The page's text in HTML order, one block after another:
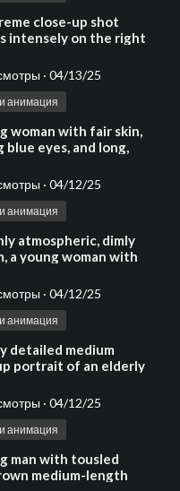
close-up shot
intensely on the right
young woman's face,
· 04/13/25
анимация
woman with fair skin,
blue eyes, and long,
reddish-brown hair
ove · 04/12/25
анимация
atmospheric, dimly
a young woman with
reddish-brown
pie
· 04/12/25
анимация
detailed medium
portrait of an elderly
Albert
featuring i
· 04/12/25
анимация
man with tousled
medium-length